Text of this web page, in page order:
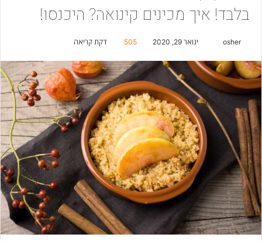
בלבד! איך מכינים קינואה? היכנסו!
osher
n
d
n
ינואר 29, 2020 505 דקת קריאה